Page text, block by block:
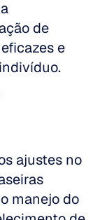
de
e
ajustes no
manejo do